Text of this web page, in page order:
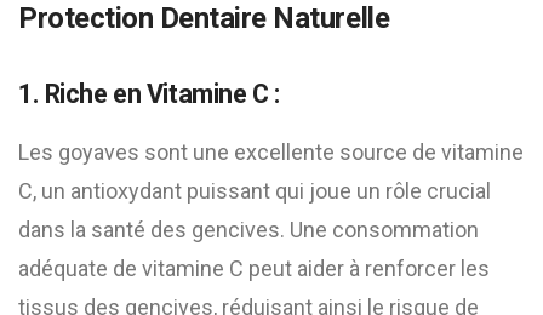
Protection Dentaire Naturelle
1. Riche en Vitamine C :
Les goyaves sont une excellente source de vitamine
C, un antioxydant puissant qui joue un rôle crucial
dans la santé des gencives. Une consommation
adéquate de vitamine C peut aider à renforcer les
tissus des gencives, réduisant ainsi le risque de